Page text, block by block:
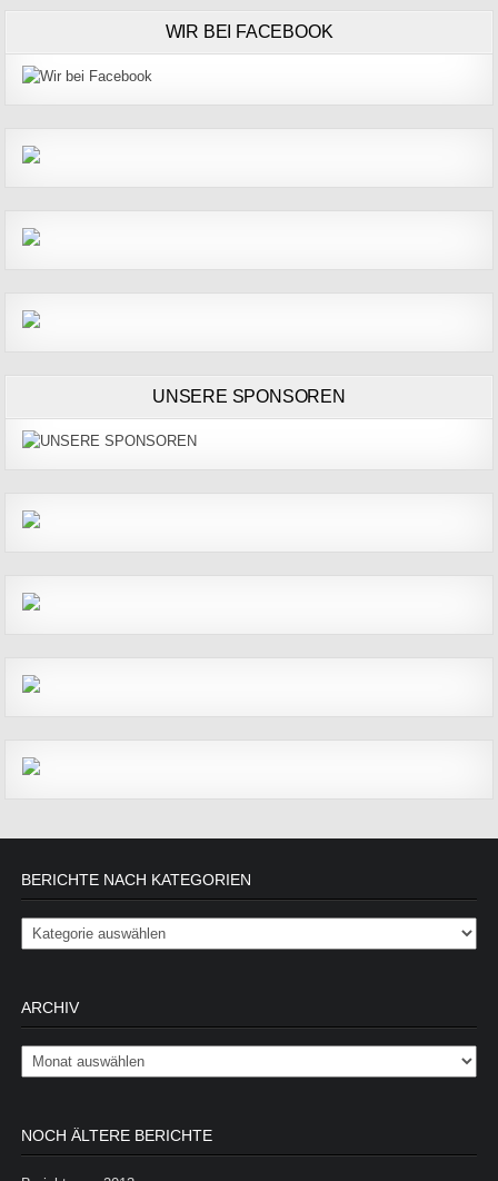
WIR BEI FACEBOOK
UNSERE SPONSOREN
BERICHTE NACH KATEGORIEN
Berichte nach Kategorien
ARCHIV
Archiv
NOCH ÄLTERE BERICHTE